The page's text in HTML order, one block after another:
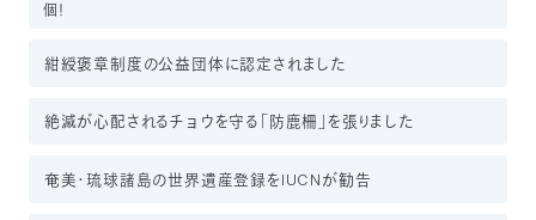
個！
紺綬褒章制度の公益団体に認定されました
絶滅が心配されるチョウを守る「防鹿柵」を張りました
奄美・琉球諸島の世界遺産登録をIUCNが勧告